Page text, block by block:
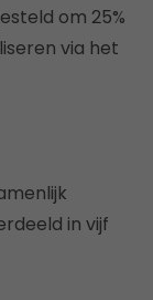
om 25%
via het
in vijf